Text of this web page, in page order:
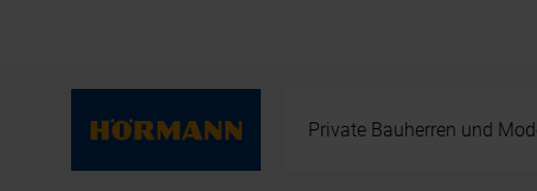
Private Bauherren und